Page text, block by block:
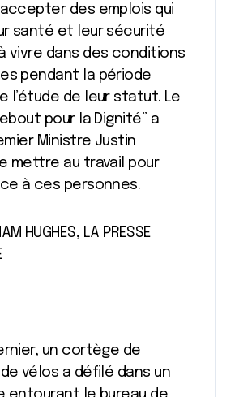
des emplois qui
santé et leur sécurité
vivre dans des conditions
pendant la période
l’étude de leur statut. Le
pour la Dignité’’ a
Ministre Justin
mettre au travail pour
à ces personnes.
HUGHES, LA PRESSE
un cortège de
vélos a défilé dans un